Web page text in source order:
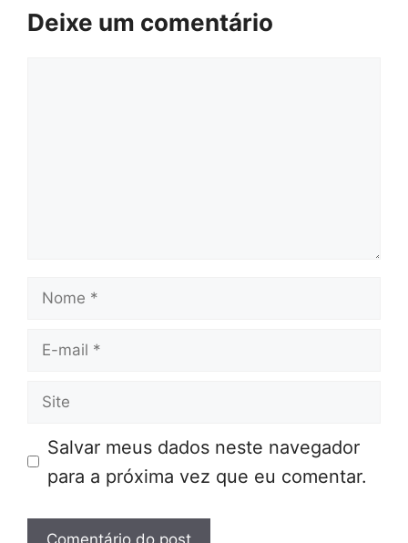
Deixe um comentário
Nome
E-
Site
Salvar meus dados neste navegador
para a próxima vez que eu comentar.